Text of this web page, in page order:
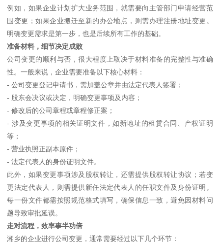
例如，如果企业计划扩大业务范围，就需要向主管部门申请经营范
围变更；如果企业搬迁至新的办公地点，则需办理注册地址变更。
明确变更需求是第一步，也是后续所有工作的基础。
准备材料，细节决定成败
公司变更的顺利与否，很大程度上取决于材料准备的完整性与准确
性。一般来说，企业需要准备以下核心材料：
- 公司变更登记申请书，需加盖公章并由法定代表人签署；
- 股东会决议或决定，明确变更事项及内容；
- 修改后的公司章程或章程修正案；
- 涉及变更事项的相关证明文件，如新地址的租赁合同、产权证明
等；
- 营业执照正副本原件；
- 法定代表人的身份证明文件。
此外，如果变更事项涉及股权转让，还需提供股权转让协议；若变
更法定代表人，则需提供新任法定代表人的任职文件及身份证明。
每一份文件都需按照规范格式填写，确保信息一致，避免因材料问
题导致审批延误。
走对流程，效率事半功倍
湘乡的企业进行公司变更，通常需要经过以下几个环节：